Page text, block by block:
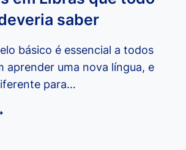
saber
básico é essencial a todos
aprender uma nova língua, e
para…